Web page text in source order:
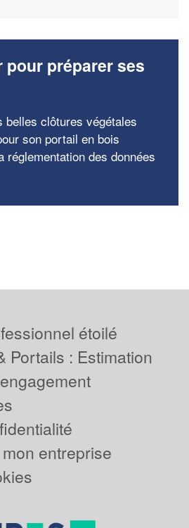
pour préparer ses
belles clôtures végétales
son portail en bois
réglementation des données
étoilé
Portails : Estimation
entreprise